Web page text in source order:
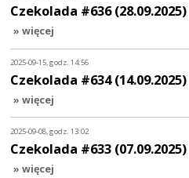
Czekolada #636 (28.09.2025)
» więcej
2025-09-15, godz. 14:56
Czekolada #634 (14.09.2025)
» więcej
2025-09-08, godz. 13:02
Czekolada #633 (07.09.2025)
» więcej